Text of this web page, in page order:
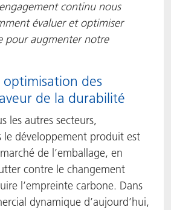
continu nous
évaluer et optimiser
pour augmenter notre
optimisation des
de la durabilité
les autres secteurs,
le développement produit est
de l’emballage, en
contre le changement
l’empreinte carbone. Dans
dynamique d’aujourd’hui,